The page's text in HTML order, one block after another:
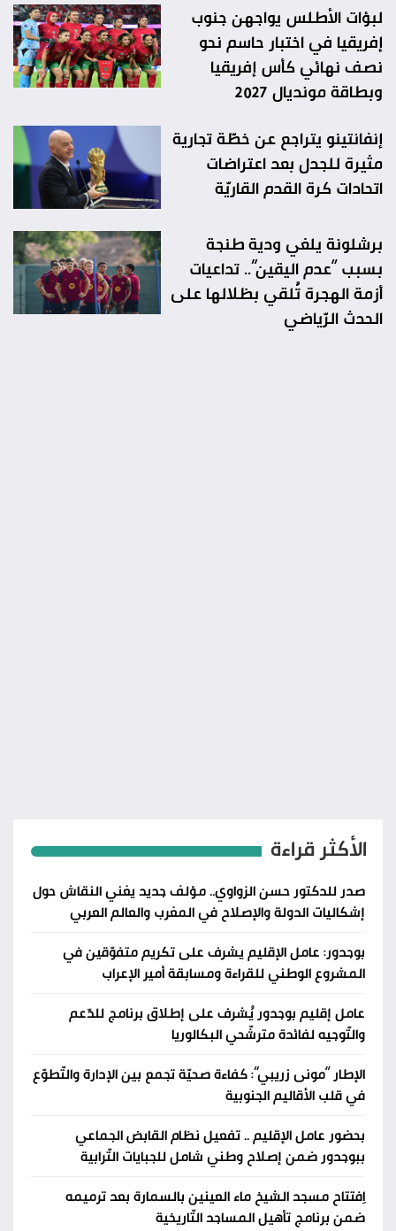
لبؤات الأطلس يواجهن جنوب
إفريقيا في اختبار حاسم نحو
نصف نهائي كأس إفريقيا
وبطاقة مونديال 2027
إنفانتينو يتراجع عن خطّة تجارية
مثيرة للجدل بعد اعتراضات
اتحادات كرة القدم القاريّة
برشلونة يلغي ودية طنجة
بسبب “عدم اليقين”.. تداعيات
أزمة الهجرة تُلقي بظلالها على
الحدث الرّياضي
الأكثر قراءة
صدر للدكتور حسن الزواوي.. مؤلف جديد يغني النقاش حول
إشكاليات الدولة والإصلاح في المغرب والعالم العربي
بوجدور: عامل الإقليم يشرف على تكريم متفوّقين في
المشروع الوطني للقراءة ومسابقة أمير الإعراب
عامل إقليم بوجدور يُشرف على إطلاق برنامج للدّعم
والتّوجيه لفائدة مترشّحي البكالوريا
الإطار “مونى زريبي”: كفاءة صحيّة تجمع بين الإدارة والتّطوّع
في قلب الأقاليم الجنوبية
بحضور عامل الإقليم .. تفعيل نظام القابض الجماعي
ببوجدور ضمن إصلاح وطني شامل للجبايات التّرابية
اِفتتاح مسجد الشيخ ماء العينين بالسمارة بعد ترميمه
ضمن برنامج تأهيل المساجد التّاريخية